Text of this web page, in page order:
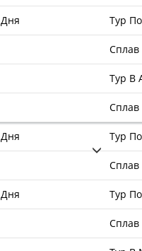
Тур
Тур В
Тур
Сплав
Тур